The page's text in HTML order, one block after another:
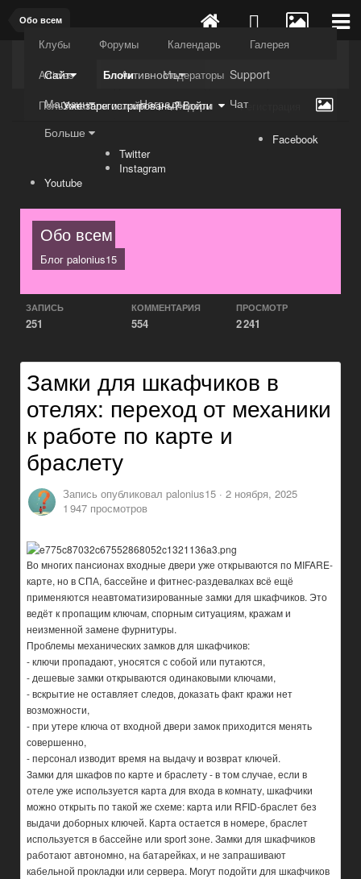
Обо всем
Kuli4kam.net Дружный форум
Сайт
Клубы Форумы Календарь
Галерея
Articles
Блоги
Модераторы
Пользователи онлайн
Лидеры
Активность
Support
Магазин
Награды
Чат
Больше
Уже зарегистрированы? Войти Регистрация
Facebook
Twitter
Instagram
Youtube
Обо всем
Блог palonius15
ЗАПИСЬ
251
КОММЕНТАРИЯ
554
ПРОСМОТР
2 241
Замки для шкафчиков в
отелях: переход от механики
к работе по карте и
браслету
Запись опубликовал palonius15 · 2 ноября, 2025
1 947 просмотров
Во многих пансионах входные двери уже открываются по MIFARE-
карте, но в СПА, бассейне и фитнес-раздевалках всё ещё
применяются неавтоматизированные замки для шкафчиков. Это
ведёт к пропащим ключам, спорным ситуациям, кражам и
неизменной замене фурнитуры.
Проблемы механических замков для шкафчиков:
- ключи пропадают, уносятся с собой или путаются,
- дешевые замки открываются одинаковыми ключами,
- вскрытие не оставляет следов, доказать факт кражи нет
возможности,
- при утере ключа от входной двери замок приходится менять
совершенно,
- персонал изводит время на выдачу и возврат ключей.
Замки для шкафов по карте и браслету - в том случае, если в
отеле уже используется карта для входа в комнату, шкафчики
можно открыть по такой же схеме: карта или RFID-браслет без
выдачи доборных ключей. Карта остается в номере, браслет
используется в бассейне или sport зоне. Замки для шкафчиков
работают автономно, на батарейках, и не запрашивают
кабельной прокладки или сервера. Могут подойти для шкафчиков